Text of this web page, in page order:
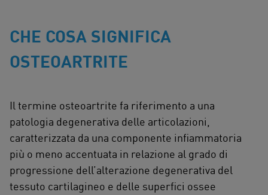
CHE COSA SIGNIFICA
OSTEOARTRITE
Il termine osteoartrite fa riferimento a una
patologia degenerativa delle articolazioni,
caratterizzata da una componente infiammatoria
più o meno accentuata in relazione al grado di
progressione dell’alterazione degenerativa del
tessuto cartilagineo e delle superfici ossee